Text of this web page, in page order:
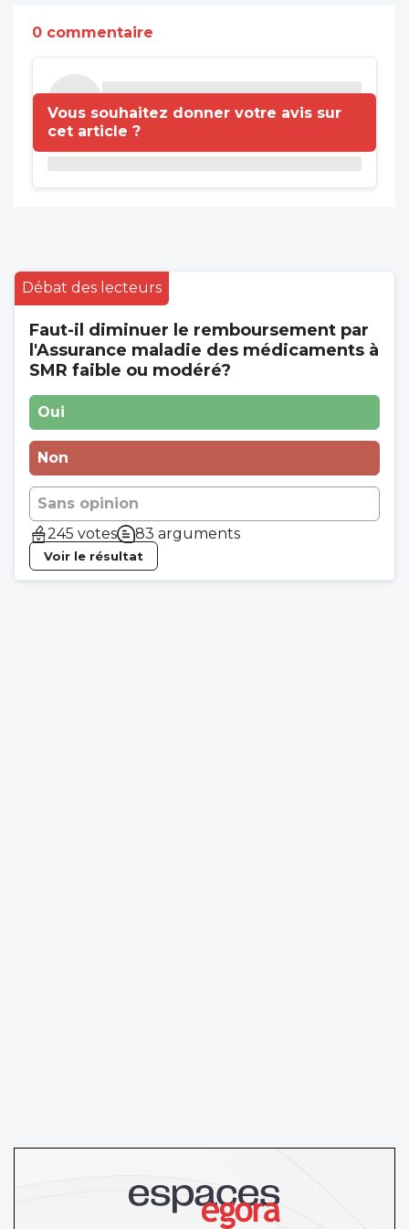
0 commentaire
Vous souhaitez donner votre avis sur
cet article ?
Débat des lecteurs
Faut-il diminuer le remboursement par
l'Assurance maladie des médicaments à
SMR faible ou modéré?
Oui
Non
Sans opinion
245 votes
83 arguments
Voir le résultat